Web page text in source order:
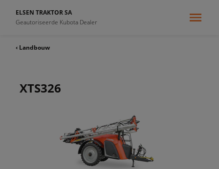
ELSEN TRAKTOR SA
Geautoriseerde Kubota Dealer
‹ Landbouw
XTS326